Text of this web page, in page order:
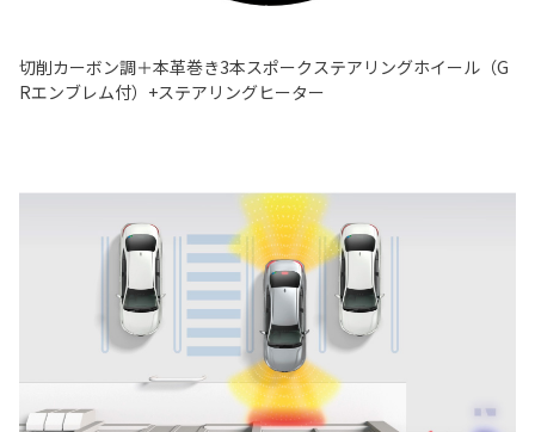
切削カーボン調＋本革巻き3本スポークステアリングホイール（G
Rエンブレム付）+ステアリングヒーター